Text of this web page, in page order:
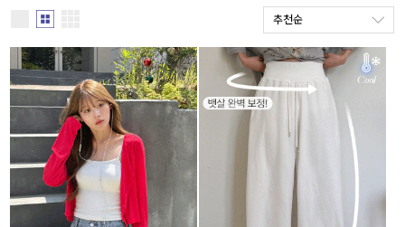
JP
회원혜택 입
CATEGORY COMMUNITY
도착보장⚡
인플루언서 pick!
신상 5%
ALL
추천순